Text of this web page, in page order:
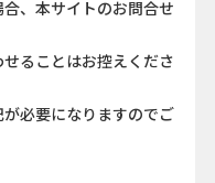
、本サイトのお問合せ
ることはお控えくださ
必要になりますのでご